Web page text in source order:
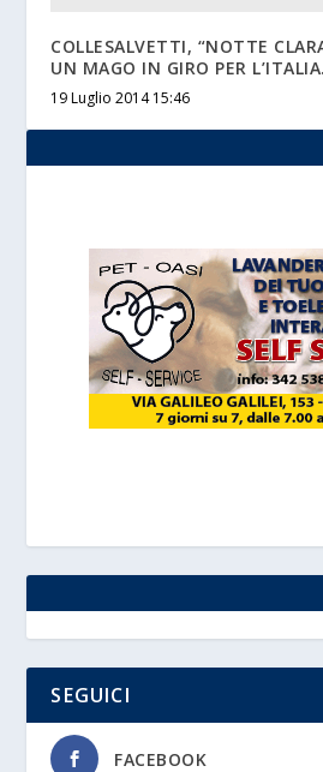
COLLESALVETTI, “NOTTE
UN MAGO IN GIRO PER
19 Luglio 2014 15:46
SEGUICI
FACEBOOK